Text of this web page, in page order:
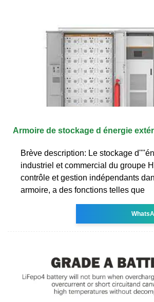
Armoire de stockage d énergie
Brève description: Le stockage
industriel et commercial du groupe
contrôle et gestion indépendants
armoire, a des fonctions telles que